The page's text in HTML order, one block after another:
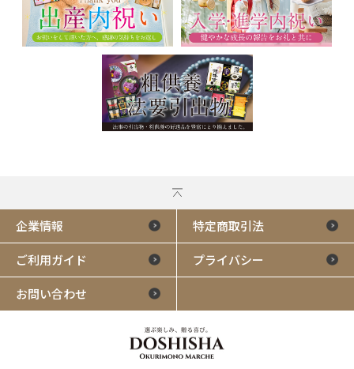
企業情報 特定商取引法
ご利用ガイド プライバシー
お問い合わせ